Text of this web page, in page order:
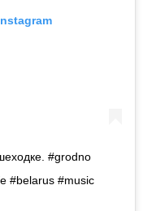
#grodno
#belarus #music